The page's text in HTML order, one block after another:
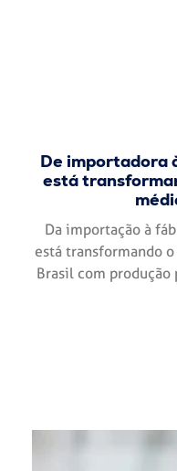
De importadora
está
Da importação à
está transformando
Brasil com produção